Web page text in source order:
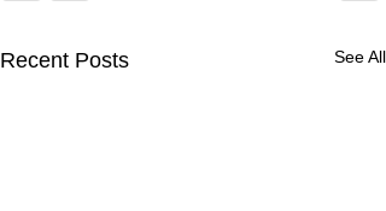
Recent Posts See All